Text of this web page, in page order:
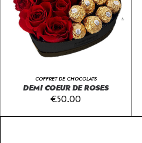
COFFRET DE CHOCOLATS
DEMI COEUR DE ROSES
€50.00